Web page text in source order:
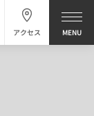
アクセス